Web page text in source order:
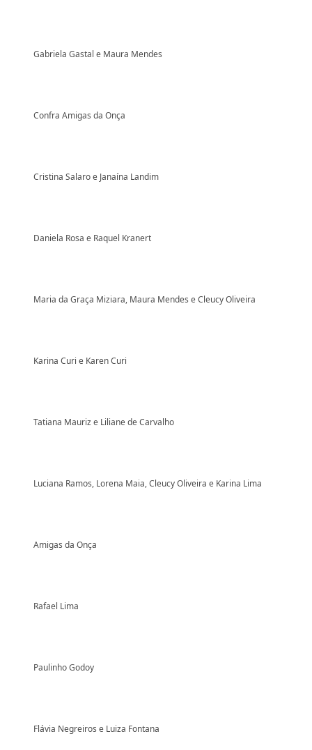
Gabriela Gastal e Maura Mendes
Confra Amigas da Onça
Cristina Salaro e Janaína Landim
Daniela Rosa e Raquel Kranert
Maria da Graça Miziara, Maura Mendes e Cleucy Oliveira
Karina Curi e Karen Curi
Tatiana Mauriz e Liliane de Carvalho
Luciana Ramos, Lorena Maia, Cleucy Oliveira e Karina Lima
Amigas da Onça
Rafael Lima
Paulinho Godoy
Flávia Negreiros e Luiza Fontana